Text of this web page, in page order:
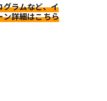
ラムなど、イ
ン詳細はこちら